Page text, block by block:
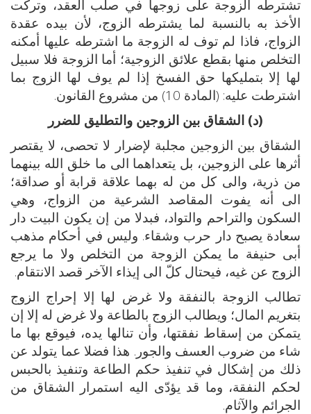
تشترطه الزوجة على زوجها في صلب العقد، وتركت
الأخذ به بالنسبة لما يشترطه الزوج، لأن بيده عقدة
الزواج، فاذا لم توف له الزوجة ما اشترطه عليها أمكنه
التخلص منها بقطع علائق الزوجية؛ أما الزوجة فلا سبيل
لها إلا بتمليكها حق الفسخ إذا لم يوف لها الزوج بما
اشترطت عليه: (المادة 10) من مشروع القانون.
(د) الشقاق بين الزوجين والتطليق للضرر
الشقاق بين الزوجين مجلبة لإضرار لا تحصى، لا يقتصر
أثرها على الزوجين، بل يتعداهما الى ما خلق الله بينهما
من ذرية، والى كل من له بهما علاقة قرابة أو صداقة؛
الى أنه يفوت المقاصد الشرعية من الزواج، وهي
السكون والتراحم والتواد، فبدلا من إن يكون البيت دار
سعادة يصبح دار حرب وشقاء. وليس في أحكام مذهب
أبى حنيفة ما يمكن الزوجة من التخلص ولا ما يرجع
الزوج عن غيه، فيحتال كلّ الى إيذاء الآخر قصد الانتقام.
تطالب الزوجة بالنفقة ولا غرض لها إلا إحراج الزوج
بتغريم المال؛ ويطالب الزوج بالطاعة ولا غرض له إلا إن
يتمكن من إسقاط نفقتها، وأن تنالها يده، فيوقع بها ما
شاء من ضروب العسف والجور. هذا فضلا عما يتولد عن
ذلك من إشكال في تنفيذ حكم الطاعة وتنفيذ بالحبس
لحكم النفقة، وما قد يؤدّى اليه استمرار الشقاق من
الجرائم والآثام.